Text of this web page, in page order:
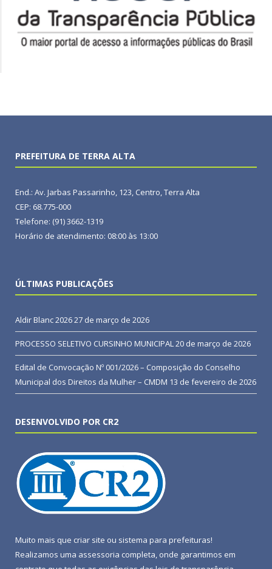
PREFEITURA DE TERRA ALTA
End.: Av. Jarbas Passarinho, 123, Centro, Terra Alta
CEP: 68.775-000
Telefone: (91) 3662-1319
Horário de atendimento: 08:00 às 13:00
ÚLTIMAS PUBLICAÇÕES
Aldir Blanc 202627 de março de 2026
PROCESSO SELETIVO CURSINHO MUNICIPAL20 de março de 2026
Edital de Convocação Nº 001/2026 – Composição do Conselho
Municipal dos Direitos da Mulher – CMDM 13 de fevereiro de 2026
DESENVOLVIDO POR CR2
Muito mais que criar site ou sistema para prefeituras!
Realizamos uma assessoria completa, onde garantimos em